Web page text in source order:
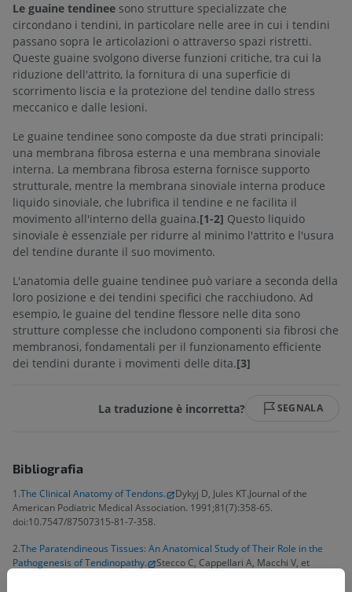
Le guaine tendinee sono strutture specializzate che
circondano i tendini, in particolare nelle aree in cui i tendini
passano sopra le articolazioni o attraverso spazi ristretti.
Queste guaine svolgono diverse funzioni critiche, tra cui la
riduzione dell'attrito, la fornitura di una superficie di
scorrimento liscia e la protezione del tendine dallo stress
meccanico e dalle lesioni.
Le guaine tendinee sono composte da due strati principali:
una membrana fibrosa esterna e una membrana sinoviale
interna. La membrana fibrosa esterna fornisce supporto
strutturale, mentre la membrana sinoviale interna produce
liquido sinoviale, che lubrifica il tendine e ne facilita il
movimento all'interno della guaina.[1-2] Questo liquido
sinoviale è essenziale per ridurre al minimo l'attrito e l'usura
del tendine durante il suo movimento.
L'anatomia delle guaine tendinee può variare a seconda della
loro posizione e dei tendini specifici che racchiudono. Ad
esempio, le guaine del tendine flessore nelle dita sono
strutture complesse che includono componenti sia fibrosi che
membranosi, fondamentali per il funzionamento efficiente
dei tendini durante i movimenti delle dita.[3]
La traduzione è incorretta? SEGNALA
Bibliografia
1.The Clinical Anatomy of Tendons.
Dykyj D, Jules KT.Journal of the
American Podiatric Medical Association. 1991;81(7):358-65.
doi:10.7547/87507315-81-7-358.
2.The Paratendineous Tissues: An Anatomical Study of Their Role in the
Pathogenesis of Tendinopathy.
Stecco C, Cappellari A, Macchi V, et